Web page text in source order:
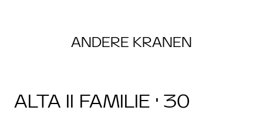
ANDERE KRANEN
ALTA II FAMILIE · 30